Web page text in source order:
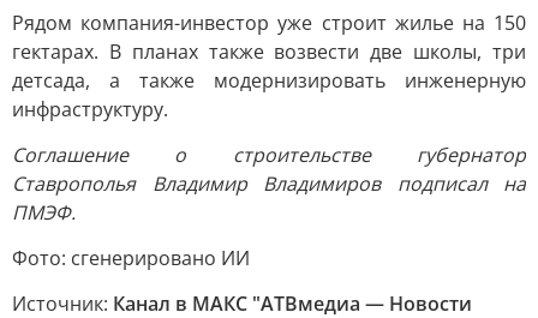
Рядом компания-инвестор уже строит жилье на 150
гектарах. В планах также возвести две школы, три
детсада, а также модернизировать инженерную
инфраструктуру.
Соглашение о строительстве губернатор
Ставрополья Владимир Владимиров подписал на
ПМЭФ.
Фото: сгенерировано ИИ
Источник: Канал в МАКС "АТВмедиа — Новости